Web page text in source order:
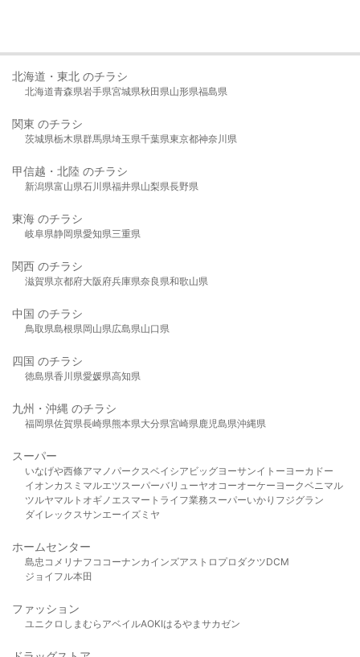
北海道・東北 のチラシ
北海道青森県岩手県宮城県秋田県山形県福島県
関東 のチラシ
茨城県栃木県群馬県埼玉県千葉県東京都神奈川県
甲信越・北陸 のチラシ
新潟県富山県石川県福井県山梨県長野県
東海 のチラシ
岐阜県静岡県愛知県三重県
関西 のチラシ
滋賀県京都府大阪府兵庫県奈良県和歌山県
中国 のチラシ
鳥取県島根県岡山県広島県山口県
四国 のチラシ
徳島県香川県愛媛県高知県
九州・沖縄 のチラシ
福岡県佐賀県長崎県熊本県大分県宮崎県鹿児島県沖縄県
スーパー
いなげや西條アマノパークスベイシア ビッグヨーサンイトーヨーカドー
イオンカスミ マルエツスーパーバリューヤオコーオーケー ヨークベニマル
ツルヤマルト オギノ エスマート ライフ業務スーパーいかり フジグラン
ダイレックスサンエーイズミヤ
ホームセンター
島忠 コメリ ナフコ コーナンカインズアストロプロダクツDCM
ジョイフル本田
ファッション
ユニクロ しまむら アベイルAOKIはるやま サカゼン